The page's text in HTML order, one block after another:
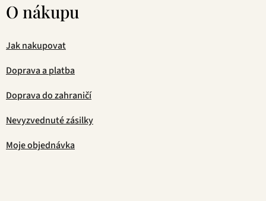
O nákupu
Jak nakupovat
Doprava a platba
Doprava do zahraničí
Nevyzvednuté zásilky
Moje objednávka